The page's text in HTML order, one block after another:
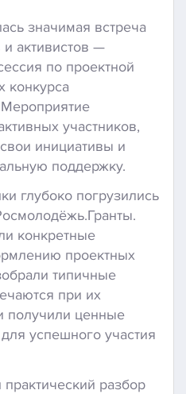
значимая встреча
активистов —
по проектной
конкурса
участников,
инициативы и
поддержку.
глубоко погрузились
конкретные
проектных
типичные
при их
получили ценные
успешного участия
разбор